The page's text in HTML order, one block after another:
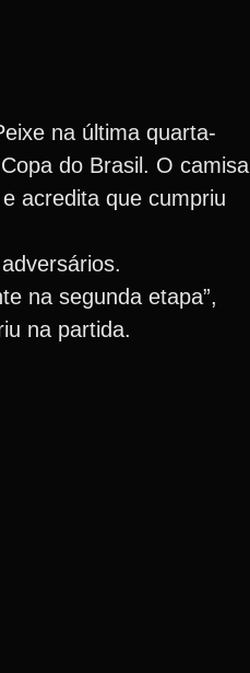
na última quarta-
do Brasil. O camisa
acredita que cumpriu
na segunda etapa”,
na partida.